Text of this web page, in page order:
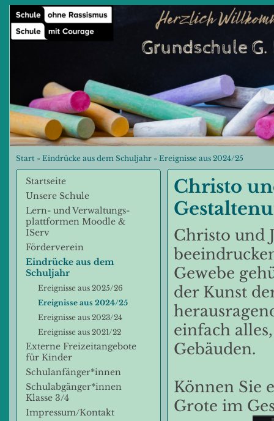
Start» Eindrücke aus dem Schuljahr» Ereignisse aus 2024/25
Startseite
Unsere Schule
Lern- und Verwaltungs-
plattformen Moodle &
IServ
Förderverein
Eindrücke aus dem
Schuljahr
Ereignisse aus 2025/26
Ereignisse aus 2024/25
Ereignisse aus 2023/24
Ereignisse aus 2021/22
Externe Freizeitangebote
für Kinder
Schulanfänger*innen
Schulabgänger*innen
Klasse 3/4
Impressum/Kontakt
Christo
Christo und
Gewebe
der Kunst
einfach
Gebäuden.
Können Sie
Grote im